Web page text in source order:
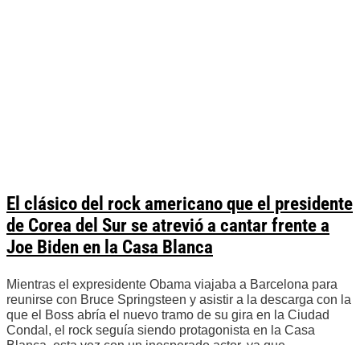
El clásico del rock americano que el presidente
de Corea del Sur se atrevió a cantar frente a
Joe Biden en la Casa Blanca
Mientras el expresidente Obama viajaba a Barcelona para
reunirse con Bruce Springsteen y asistir a la descarga con la
que el Boss abría el nuevo tramo de su gira en la Ciudad
Condal, el rock seguía siendo protagonista en la Casa